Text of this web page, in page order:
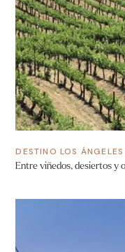
DESTINO LOS ÁNGELES
Entre viñedos, desiertos y